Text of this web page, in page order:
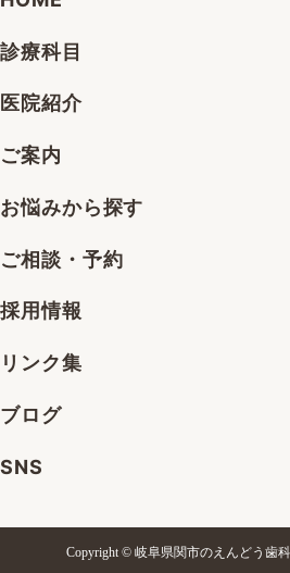
診療科目
医院紹介
ご案内
お悩みから探す
ご相談・予約
採用情報
リンク集
ブログ
SNS
Copyright © 岐阜県関市のえんどう歯